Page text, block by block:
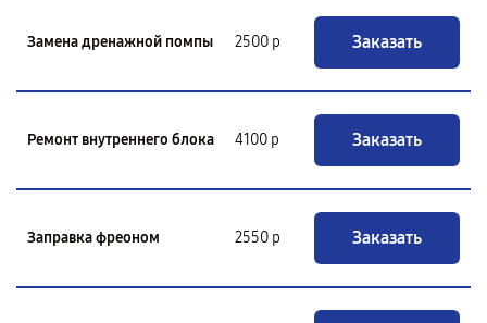
Замена дренажной помпы 2500 р Заказать
Ремонт внутреннего блока 4100 р Заказать
Заправка фреоном 2550 р Заказать